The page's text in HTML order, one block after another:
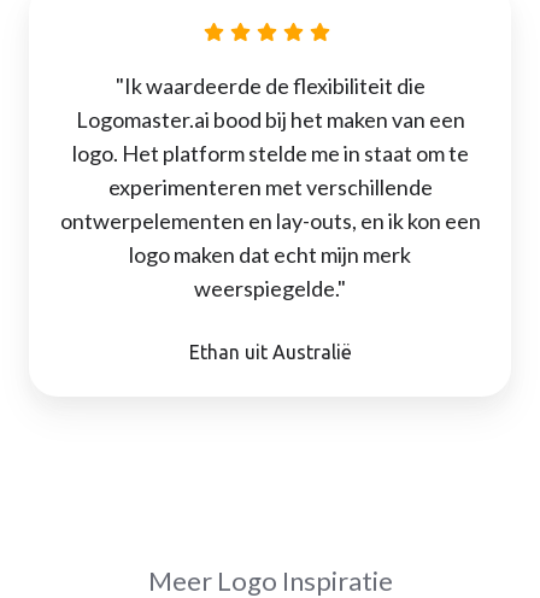
"Ik waardeerde de flexibiliteit die
Logomaster.ai bood bij het maken van een
logo. Het platform stelde me in staat om te
experimenteren met verschillende
ontwerpelementen en lay-outs, en ik kon een
logo maken dat echt mijn merk
weerspiegelde."
Ethan uit Australië
Meer Logo Inspiratie